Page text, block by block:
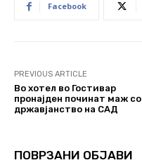
Facebook
PREVIOUS ARTICLE
Во хотел во Гостивар
пронајден починат маж со
државјанство на САД
ПОВРЗАНИ ОБЈАВИ